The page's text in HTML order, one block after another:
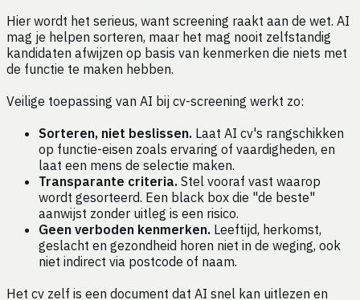
Hier wordt het serieus, want screening raakt aan de wet. AI
mag je helpen sorteren, maar het mag nooit zelfstandig
kandidaten afwijzen op basis van kenmerken die niets met
de functie te maken hebben.
Veilige toepassing van AI bij cv-screening werkt zo:
Sorteren, niet beslissen. Laat AI cv's rangschikken
op functie-eisen zoals ervaring of vaardigheden, en
laat een mens de selectie maken.
Transparante criteria. Stel vooraf vast waarop
wordt gesorteerd. Een black box die "de beste"
aanwijst zonder uitleg is een risico.
Geen verboden kenmerken. Leeftijd, herkomst,
geslacht en gezondheid horen niet in de weging, ook
niet indirect via postcode of naam.
Het cv zelf is een document dat AI snel kan uitlezen en